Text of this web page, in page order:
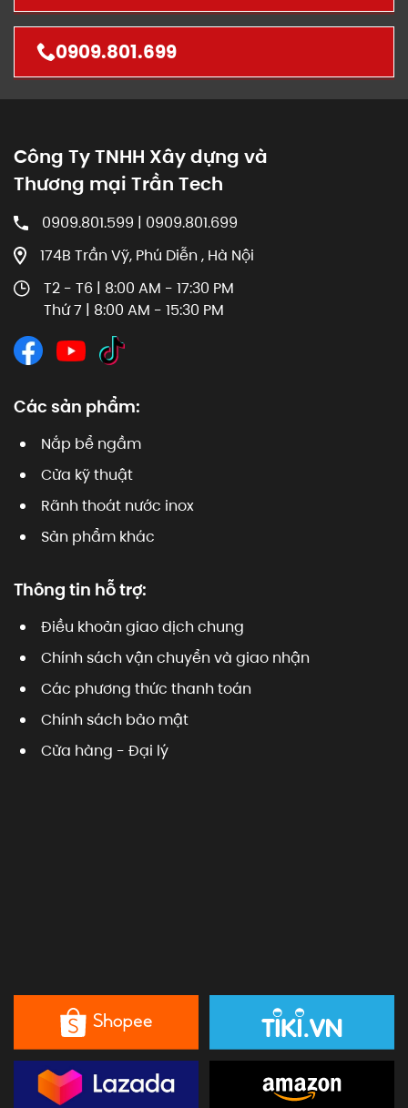
0909.801.699
Công Ty TNHH Xây dựng và
Thương mại Trần Tech
0909.801.599 | 0909.801.699
174B Trần Vỹ, Phú Diễn , Hà Nội
T2 - T6 | 8:00 AM - 17:30 PM
Thứ 7 | 8:00 AM - 15:30 PM
Các sản phẩm:
Nắp bể ngầm
Cửa kỹ thuật
Rãnh thoát nước inox
Sản phẩm khác
Thông tin hỗ trợ:
Điều khoản giao dịch chung
Chính sách vận chuyển và giao nhận
Các phương thức thanh toán
Chính sách bảo mật
Cửa hàng - Đại lý